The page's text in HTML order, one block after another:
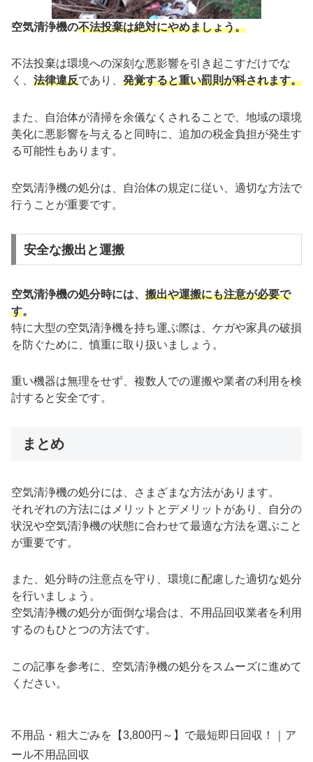
空気清浄機の不法投棄は絶対にやめましょう。
不法投棄は環境への深刻な悪影響を引き起こすだけでな
く、 法律違反であり、 発覚すると重い罰則が科されます。
また、自治体が清掃を余儀なくされることで、地域の環境
美化に悪影響を与えると同時に、追加の税金負担が発生す
る可能性もあります。
空気清浄機の処分は、自治体の規定に従い、適切な方法で
行うことが重要です。
安全な搬出と運搬
空気清浄機の処分時には、 搬出や運搬にも注意が必要で
す。
特に大型の空気清浄機を持ち運ぶ際は、ケガや家具の破損
を防ぐために、慎重に取り扱いましょう。
重い機器は無理をせず、複数人での運搬や業者の利用を検
討すると安全です。
まとめ
空気清浄機の処分には、さまざまな方法があります。
それぞれの方法にはメリットとデメリットがあり、自分の
状況や空気清浄機の状態に合わせて最適な方法を選ぶこと
が重要です。
また、処分時の注意点を守り、環境に配慮した適切な処分
を行いましょう。
空気清浄機の処分が面倒な場合は、不用品回収業者を利用
するのもひとつの方法です。
この記事を参考に、空気清浄機の処分をスムーズに進めて
ください。
不用品・粗大ごみを【3,800円～】で最短即日回収！｜ア
ール不用品回収